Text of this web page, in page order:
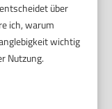
über
ich, warum
wichtig
Nutzung.